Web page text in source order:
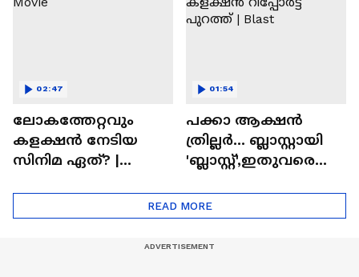
ലോകത്തേറ്റവും
കളക്ഷൻ നേടിയ
സിനിമ ഏത്? |
02:47
പക്കാ ആക്ഷൻ
ത്രില്ലർ... ബ്ലാസ്റ്റായി
'ബ്ലാസ്റ്റ്',ഇതുവരെയു
റിപ്പോർട്ട് പുറത്ത് |
Blast
01:54
READ MORE